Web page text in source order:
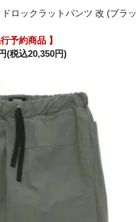
ロックラットパンツ 改 (ブラ
行予約商品 】
(税込20,350円)